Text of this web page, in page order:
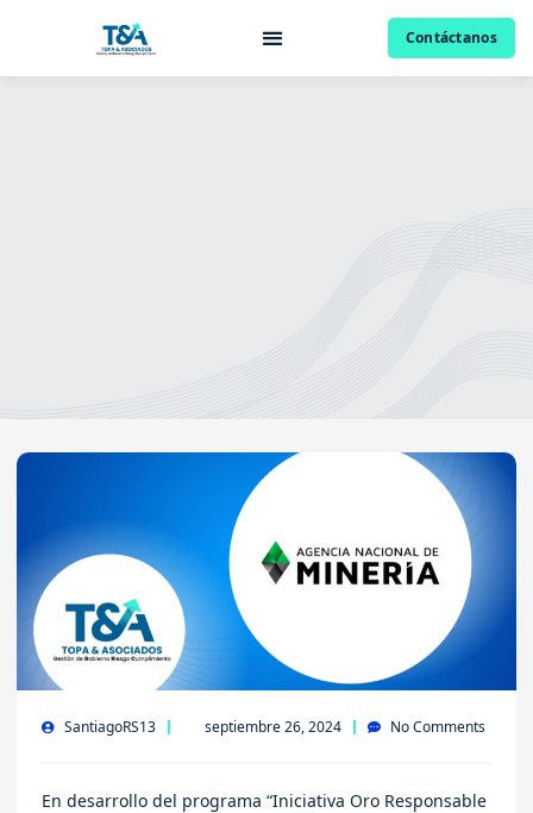
Contáctanos
SantiagoRS13 septiembre 26, 2024 No Comments
En desarrollo del programa “Iniciativa Oro Responsable